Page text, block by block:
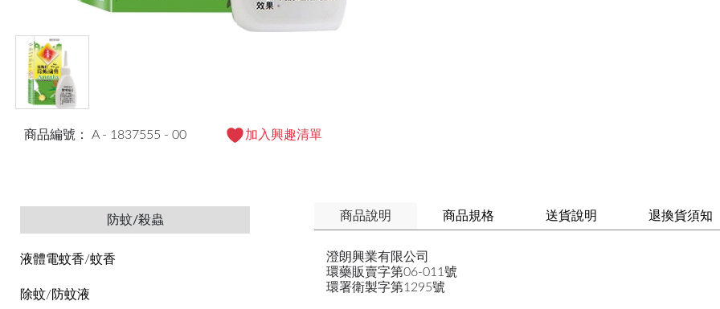
商品編號： A - 1837555 - 00 加入興趣清單
防蚊/殺蟲
液體電蚊香/蚊香
除蚊/防蚊液
商品說明 商品規格 送貨說明 退換貨須知
澄朗興業有限公司
環藥販賣字第06-011號
環署衛製字第1295號